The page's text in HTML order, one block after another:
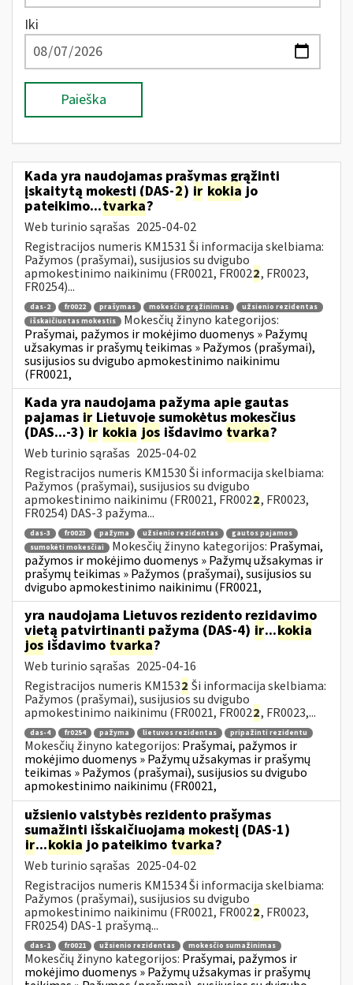
Iki
Paieška
Kada yra naudojamas prašymas grąžinti
įskaitytą mokestį (DAS-2) ir kokia jo
pateikimo...tvarka?
Web turinio sąrašas 2025-04-02
Registracijos numeris KM1531 Ši informacija skelbiama:
Pažymos (prašymai), susijusios su dvigubo
apmokestinimo naikinimu (FR0021, FR0022, FR0023,
FR0254)...
das-2 fr0022 prašymas mokesčio grąžinimas
užsienio rezidentas
išskaičiuotas mokestis
Mokesčių žinyno kategorijos:
Prašymai, pažymos ir mokėjimo duomenys » Pažymų
užsakymas ir prašymų teikimas » Pažymos (prašymai),
susijusios su dvigubo apmokestinimo naikinimu
(FR0021,
Kada yra naudojama pažyma apie gautas
pajamas ir Lietuvoje sumokėtus mokesčius
(DAS...-3)ir kokia jos išdavimo tvarka?
Web turinio sąrašas 2025-04-02
Registracijos numeris KM1530 Ši informacija skelbiama:
Pažymos (prašymai), susijusios su dvigubo
apmokestinimo naikinimu (FR0021, FR0022, FR0023,
FR0254) DAS-3 pažyma...
das-3 fr0023 pažyma užsienio rezidentas
gautos pajamos
sumokėti mokesčiai
Mokesčių žinyno kategorijos: Prašymai,
pažymos ir mokėjimo duomenys » Pažymų užsakymas ir
prašymų teikimas » Pažymos (prašymai), susijusios su
dvigubo apmokestinimo naikinimu (FR0021,
yra naudojama Lietuvos rezidento rezidavimo
vietą patvirtinanti pažyma (DAS-4) ir...kokia
jos išdavimo tvarka?
Web turinio sąrašas 2025-04-16
Registracijos numeris KM1532 Ši informacija skelbiama:
Pažymos (prašymai), susijusios su dvigubo
apmokestinimo naikinimu (FR0021, FR0022, FR0023,...
das-4 fr0254 pažyma lietuvos rezidentas pripažinti rezidentu
Mokesčių žinyno kategorijos: Prašymai, pažymos ir
mokėjimo duomenys » Pažymų užsakymas ir prašymų
teikimas » Pažymos (prašymai), susijusios su dvigubo
apmokestinimo naikinimu (FR0021,
užsienio valstybės rezidento prašymas
sumažinti išskaičiuojamą mokestį (DAS-1)
ir...kokia jo pateikimo tvarka?
Web turinio sąrašas 2025-04-02
Registracijos numeris KM1534 Ši informacija skelbiama:
Pažymos (prašymai), susijusios su dvigubo
apmokestinimo naikinimu (FR0021, FR0022, FR0023,
FR0254) DAS-1 prašymą...
das-1 fr0021 užsienio rezidentas mokesčio sumažinimas
Mokesčių žinyno kategorijos: Prašymai, pažymos ir
mokėjimo duomenys » Pažymų užsakymas ir prašymų